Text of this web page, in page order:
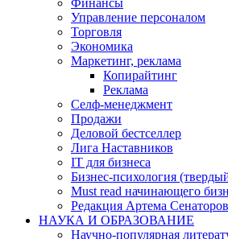
Финансы
Управление персоналом
Торговля
Экономика
Маркетинг, реклама
Копирайтинг
Реклама
Селф-менеджмент
Продажи
Деловой бестселлер
Лига Наставников
IT для бизнеса
Бизнес-психология
Must read начинающего
Редакция Артема
НАУКА И ОБРАЗОВАНИЕ
Научно-популярная